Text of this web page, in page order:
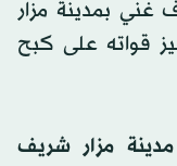
غني بمدينة مزار
قواته على كبح
مزار شريف